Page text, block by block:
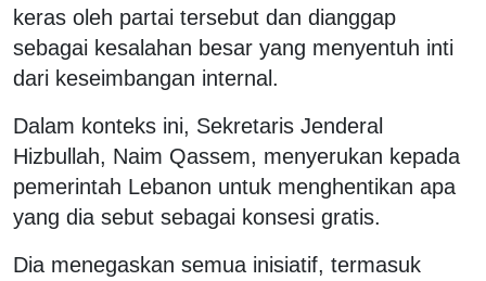
keras oleh partai tersebut dan dianggap
sebagai kesalahan besar yang menyentuh inti
dari keseimbangan internal.
Dalam konteks ini, Sekretaris Jenderal
Hizbullah, Naim Qassem, menyerukan kepada
pemerintah Lebanon untuk menghentikan apa
yang dia sebut sebagai konsesi gratis.
Dia menegaskan semua inisiatif, termasuk